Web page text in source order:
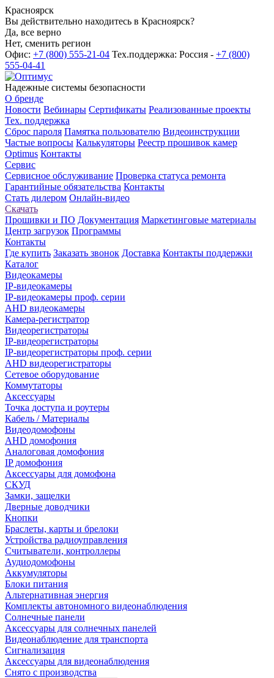
Красноярск
Вы действительно находитесь в Красноярск?
Да, все верно
Нет, сменить регион
Офис: +7 (800) 555-21-04 Тех.поддержка: Россия - +7 (800)
555-04-41
Надежные системы безопасности
О бренде
Новости Вебинары Сертификаты Реализованные проекты
Тех. поддержка
Сброс пароля Памятка пользователю Видеоинструкции
Частые вопросы Калькуляторы Реестр прошивок камер
Optimus Контакты
Сервис
Сервисное обслуживание Проверка статуса ремонта
Гарантийные обязательства Контакты
Стать дилером Онлайн-видео
Скачать
Прошивки и ПО Документация Маркетинговые материалы
Центр загрузок Программы
Контакты
Где купить Заказать звонок Доставка Контакты поддержки
Каталог
Видеокамеры
IP-видеокамеры
IP-видеокамеры проф. серии
AHD видеокамеры
Камера-регистратор
Видеорегистраторы
IP-видеорегистраторы
IP-видеорегистраторы проф. серии
AHD видеорегистраторы
Сетевое оборудование
Коммутаторы
Аксессуары
Точка доступа и роутеры
Кабель / Материалы
Видеодомофоны
AHD домофония
Аналоговая домофония
IP домофония
Аксессуары для домофона
СКУД
Замки, защелки
Дверные доводчики
Кнопки
Браслеты, карты и брелоки
Устройства радиоуправления
Считыватели, контроллеры
Аудиодомофоны
Аккумуляторы
Блоки питания
Альтернативная энергия
Комплекты автономного видеонаблюдения
Солнечные панели
Аксессуары для солнечных панелей
Видеонаблюдение для транспорта
Сигнализация
Аксессуары для видеонаблюдения
Снято с производства